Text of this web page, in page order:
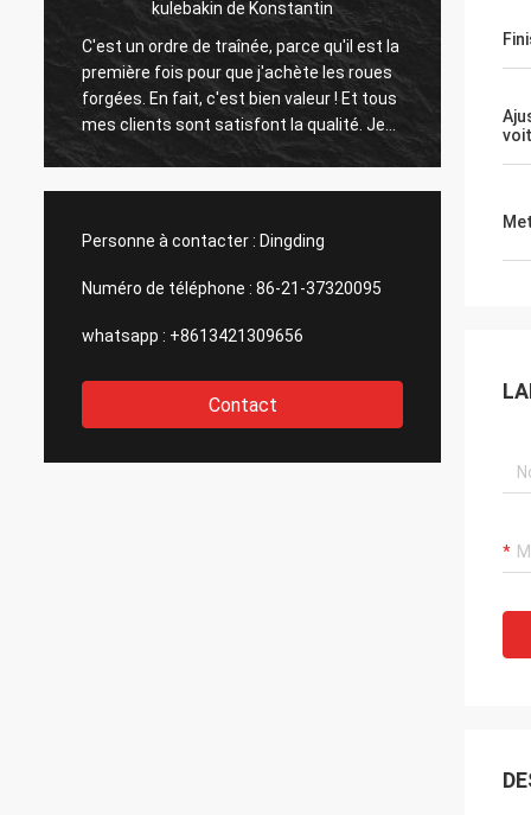
qu'il est la
les roues
! Et tous
la qualité. Je
rapide
Lucas Mendes
roue impressionnante, bonne qualité et
conception gentille. merci de votre
réponse et service rapides
Personne à contacter : Dingding
Numéro de téléphone : 86-21-37320095
whatsapp : +8613421309656
Contact